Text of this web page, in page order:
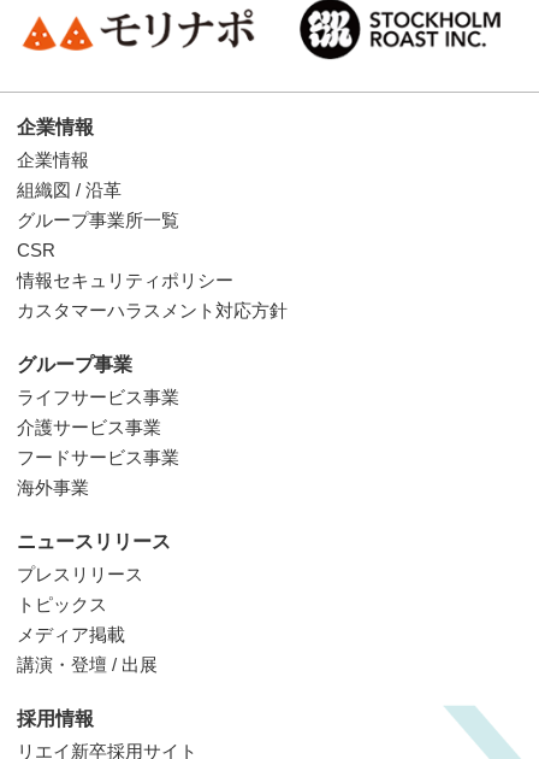
企業情報
企業情報
組織図 / 沿革
グループ事業所一覧
CSR
情報セキュリティポリシー
カスタマーハラスメント対応方針
グループ事業
ライフサービス事業
介護サービス事業
フードサービス事業
海外事業
ニュースリリース
プレスリリース
トピックス
メディア掲載
講演・登壇 / 出展
採用情報
リエイ新卒採用サイト